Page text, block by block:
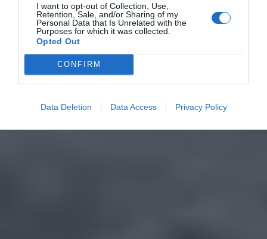
I want to opt-out of Collection, Use,
Retention, Sale, and/or Sharing of my
Personal Data that Is Unrelated with the
Purposes for which it was collected.
Opted Out
CONFIRM
Data Deletion Data Access Privacy Policy